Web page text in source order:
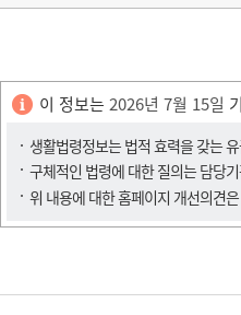
이 정보는 2026년 7월 15일
생활법령정보는 법적 효력을 갖는
구체적인 법령에 대한 질의는 담당
위 내용에 대한 홈페이지 개선의견은